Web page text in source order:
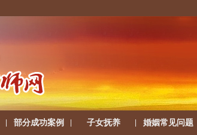
部分成功案例 子女抚养 婚姻常见问题